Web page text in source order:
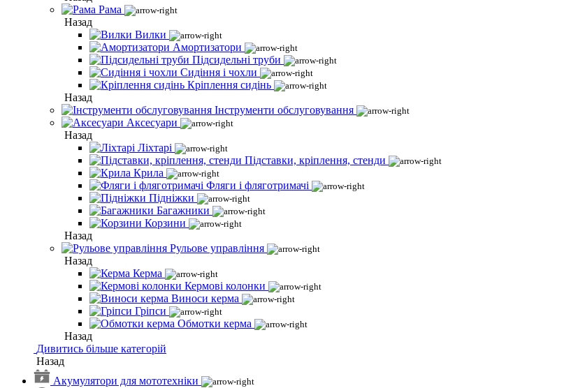
Рама
Назад
Вилки
Амортизатори
Підсидельні труби
Сидіння і чохли
Кріплення сидінь
Назад
Інструменти обслуговування
Аксесуари
Назад
Ліхтарі
Підставки, кріплення, стенди
Крила
Фляги і фляготримачі
Підніжки
Багажники
Корзини
Назад
Рульове управління
Назад
Керма
Кермові колонки
Виноси керма
Гріпси
Обмотки керма
Назад
Дивитись більше категорій
Назад
Акумулятори для мототехніки